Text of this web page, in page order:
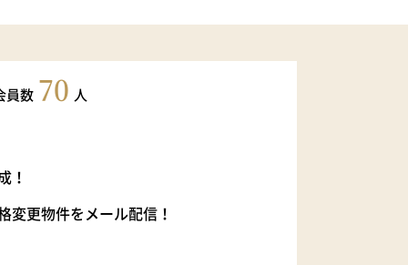
員数 70 人
！
変更物件をメール配信！